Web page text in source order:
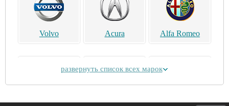
Volvo Acura Alfa Romeo
развернуть список всех марок